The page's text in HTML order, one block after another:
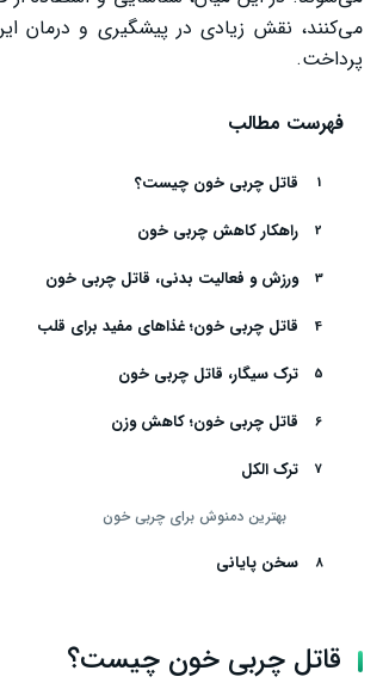
می‌کنند، نقش زیادی در پیشگیری و درمان
پرداخت.
فهرست مطالب
قاتل چربی خون چیست؟
راهکار کاهش چربی خون
ورزش و فعالیت بدنی، قاتل چربی خون
قاتل چربی خون؛ غذاهای مفید برای قلب
ترک سیگار، قاتل چربی خون
قاتل چربی خون؛ کاهش وزن
ترک الکل
بهترین دمنوش برای چربی خون
سخن پایانی
قاتل چربی خون چیست؟